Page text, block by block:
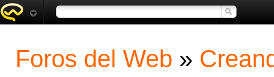
Foros del Web »